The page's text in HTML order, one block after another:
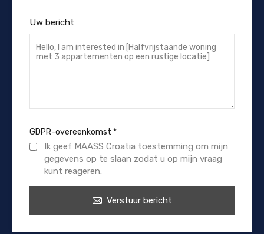
Uw bericht
GDPR-overeenkomst *
Ik geef MAASS Croatia toestemming om mijn
gegevens op te slaan zodat u op mijn vraag
kunt reageren.
Verstuur bericht